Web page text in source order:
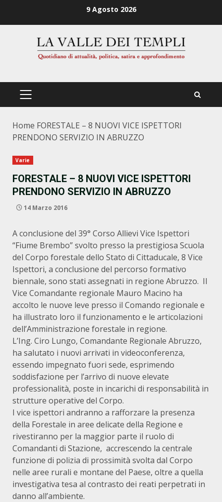
9 Agosto 2026
PRIMÄRES
Home FORESTALE – 8 NUOVI VICE ISPETTORI
PRENDONO SERVIZIO IN ABRUZZO
Varie
FORESTALE – 8 NUOVI VICE ISPETTORI
PRENDONO SERVIZIO IN ABRUZZO
14 Marzo 2016
A conclusione del 39° Corso Allievi Vice Ispettori
“Fiume Brembo” svolto presso la prestigiosa Scuola
del Corpo forestale dello Stato di Cittaducale, 8 Vice
Ispettori, a conclusione del percorso formativo
biennale, sono stati assegnati in regione Abruzzo. Il
Vice Comandante regionale Mauro Macino ha
accolto le nuove leve presso il Comando regionale e
ha illustrato loro il funzionamento e le articolazioni
dell’Amministrazione forestale in regione.
L’Ing. Ciro Lungo, Comandante Regionale Abruzzo,
ha salutato i nuovi arrivati in videoconferenza,
essendo impegnato fuori sede, esprimendo
soddisfazione per l’arrivo di nuove elevate
professionalità, poste in incarichi di responsabilità in
strutture operative del Corpo.
I vice ispettori andranno a rafforzare la presenza
della Forestale in aree delicate della Regione e
rivestiranno per la maggior parte il ruolo di
Comandanti di Stazione, accrescendo la centrale
funzione di polizia di prossimità svolta dal Corpo
nelle aree rurali e montane del Paese, oltre a quella
investigativa tesa al contrasto dei reati perpetrati in
danno all’ambiente.